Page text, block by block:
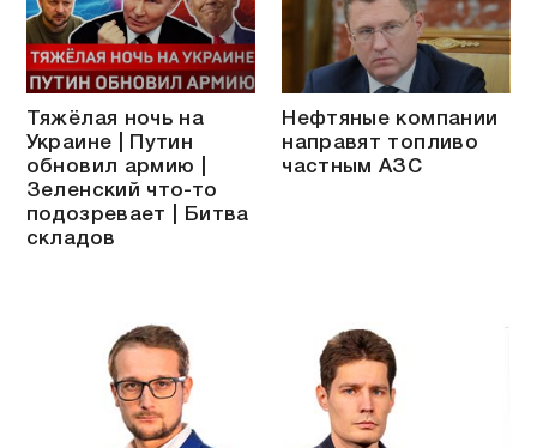
Тяжёлая ночь на
Украине | Путин
обновил армию |
Зеленский что-то
подозревает | Битва
складов
Нефтяные компании
направят топливо
частным АЗС